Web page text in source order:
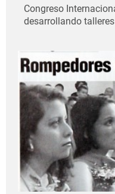
Congreso
desarrollando